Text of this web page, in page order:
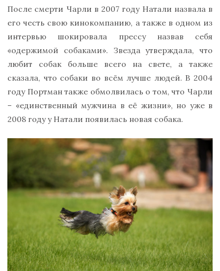
После смерти Чарли в 2007 году Натали назвала в
его честь свою кинокомпанию, а также в одном из
интервью шокировала прессу назвав себя
«одержимой собаками». Звезда утверждала, что
любит собак больше всего на свете, а также
сказала, что собаки во всём лучше людей. В 2004
году Портман также обмолвилась о том, что Чарли
– «единственный мужчина в её жизни», но уже в
2008 году у Натали появилась новая собака.